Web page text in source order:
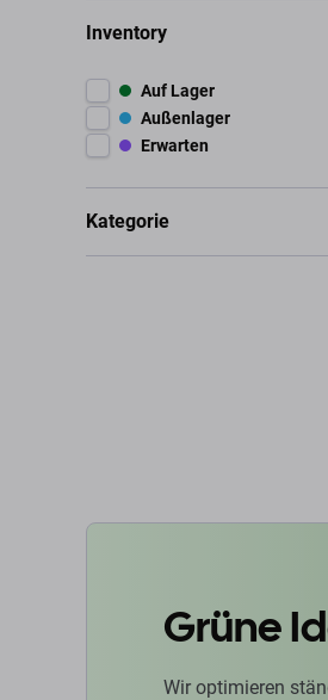
Inventory
Auf Lager
Außenlager
Erwarten
Kategorie
Grüne
Wir optimieren